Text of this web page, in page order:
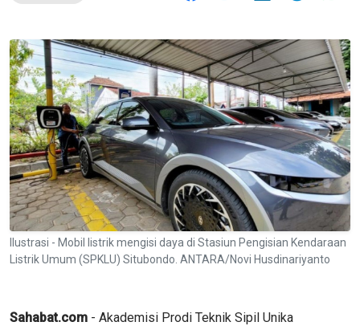
Ilustrasi - Mobil listrik mengisi daya di Stasiun Pengisian Kendaraan
Listrik Umum (SPKLU) Situbondo. ANTARA/Novi Husdinariyanto
Sahabat.com - Akademisi Prodi Teknik Sipil Unika